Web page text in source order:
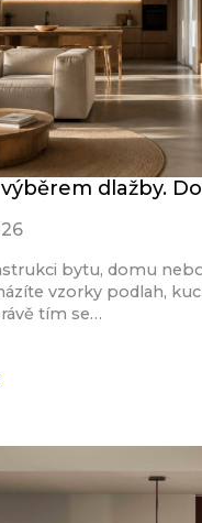
dlažby.
bytu, domu
vzorky podlah,
tím se…